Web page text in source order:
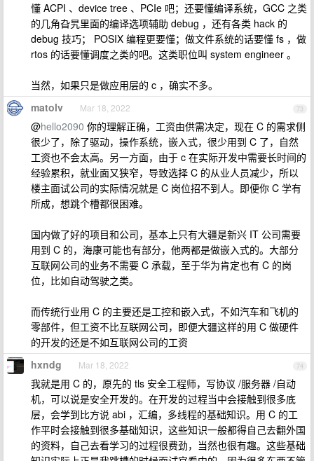
懂 ACPI 、device tree 、PCIe 吧；还要懂编译系统，GCC 之类
的几角旮旯里面的编译选项辅助 debug ，还有各类 hack 的
debug 技巧； POSIX 编程更要懂；做文件系统的话要懂 fs ，做
rtos 的话要懂调度之类的吧。这类职位叫 system engineer 。
当然，如果只是做应用层的 c ，确实不多。
73
matolv Mar 18, 2022
@hello2090 你的理解正确，工资由供需决定，现在 C 的需求侧
很少了，除了驱动，操作系统，嵌入式，很少用到 C 了，自然
工资也不会太高。另一方面，由于 c 在实际开发中需要长时间的
经验累积，就业面又狭窄，导致选择 C 的从业人员减少，所以
楼主面试公司的实际情况就是 C 岗位招不到人。即便你 C 学有
所成，想跳个槽都很困难。
国内做了好的项目和公司，基本上只有大疆是新兴 IT 公司需要
用到 C 的，海康可能也有部分，他两都是做嵌入式的。大部分
互联网公司的业务不需要 C 承载，至于华为肯定也有 C 的岗
位，比如自动驾驶之类。
而传统行业用 C 的主要还是工控和嵌入式，不如汽车和飞机的
零部件，但工资不比互联网公司，即便大疆这样的用 C 做硬件
的开发的还是不如互联网公司的工资
74
hxndg Mar 18, 2022
我就是用 C 的，原先的 tls 安全工程师，写协议 /服务器 /自动
机，可以说是安全开发的。在开发的过程当中会接触到很多底
层，会学到比方说 abi ，汇编，多线程的基础知识。用 C 的工
作平时会接触到很多基础知识，这些知识一般都得自己去翻外国
的资料，自己去看学习的过程很费劲，当然也很有趣。这些基础